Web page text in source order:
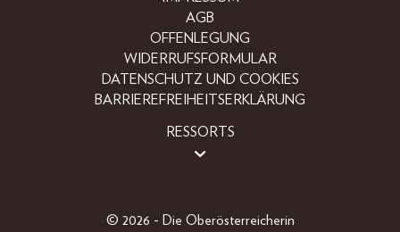
AGB
OFFENLEGUNG
WIDERRUFSFORMULAR
DATENSCHUTZ UND COOKIES
BARRIEREFREIHEITSERKLÄRUNG
RESSORTS
© 2026 - Die Oberösterreicherin